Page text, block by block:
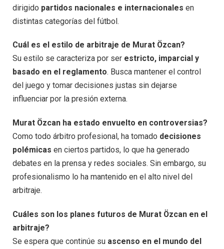
dirigido partidos nacionales e internacionales en
distintas categorías del fútbol.
Cuál es el estilo de arbitraje de Murat Özcan?
Su estilo se caracteriza por ser estricto, imparcial y
basado en el reglamento. Busca mantener el control
del juego y tomar decisiones justas sin dejarse
influenciar por la presión externa.
Murat Özcan ha estado envuelto en controversias?
Como todo árbitro profesional, ha tomado decisiones
polémicas en ciertos partidos, lo que ha generado
debates en la prensa y redes sociales. Sin embargo, su
profesionalismo lo ha mantenido en el alto nivel del
arbitraje.
Cuáles son los planes futuros de Murat Özcan en el
arbitraje?
Se espera que continúe su ascenso en el mundo del